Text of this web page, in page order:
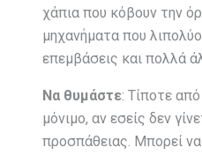
χάπια που κόβουν την
μηχανήματα που
επεμβάσεις και πολλά
Να θυμάστε: Τίποτε
μόνιμο, αν εσείς δεν
προσπάθειας. Μπορεί